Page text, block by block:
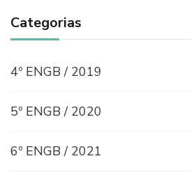
Categorias
4º ENGB / 2019
5º ENGB / 2020
6º ENGB / 2021